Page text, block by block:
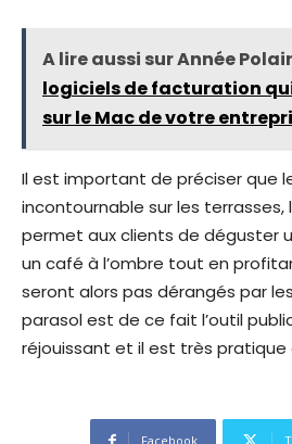
A lire aussi sur Année
logiciels de facturation
sur le Mac de votre
Il est important de préciser que
incontournable sur les terrasses,
permet aux clients de déguster
un café à l’ombre tout en
seront alors pas dérangés par
parasol est de ce fait l’outil
réjouissant et il est très pratique
Facebook